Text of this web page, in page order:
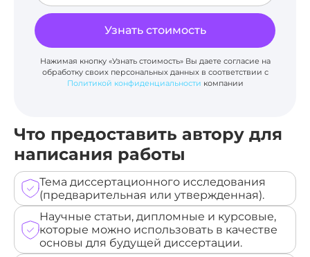
Что предоставить автору для
написания работы
Тема диссертационного исследования
(предварительная или утвержденная).
Научные статьи, дипломные и курсовые,
которые можно использовать в качестве
основы для будущей диссертации.
Узнать стоимость
Нажимая кнопку «Узнать стоимость» Вы даете согласие на
обработку своих персональных данных в соответствии с
Политикой конфиденциальности компании